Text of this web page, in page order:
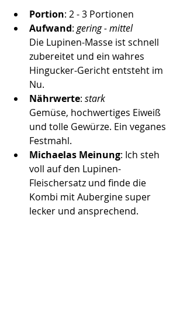
Portion: 2 - 3 Portionen
Aufwand: gering - mittel
Die Lupinen-Masse ist schnell
zubereitet und ein wahres
Hingucker-Gericht entsteht im
Nu.
Nährwerte: stark
Gemüse, hochwertiges Eiweiß
und tolle Gewürze. Ein veganes
Festmahl.
Michaelas Meinung: Ich steh
voll auf den Lupinen-
Fleischersatz und finde die
Kombi mit Aubergine super
lecker und ansprechend.